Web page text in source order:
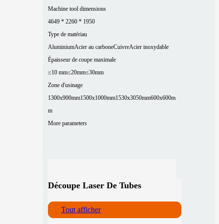
Machine tool dimensions
4649 * 2260 * 1950
Type de matériau
AluminiumAcier au carboneCuivreAcier inoxydable
Épaisseur de coupe maximale
≤10 mm≤20mm≤30mm
Zone d'usinage
1300x900mm1500x1000mm1530x3050mm600x600m
m
More parameters
Découpe Laser De Tubes
Tout afficher